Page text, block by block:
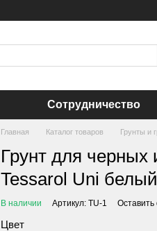
Сотрудничество
Главная Каталог товаров Грунты и
Грунт для
Tessarol Uni
В наличии Артикул: TU-1 Оставить
Цвет